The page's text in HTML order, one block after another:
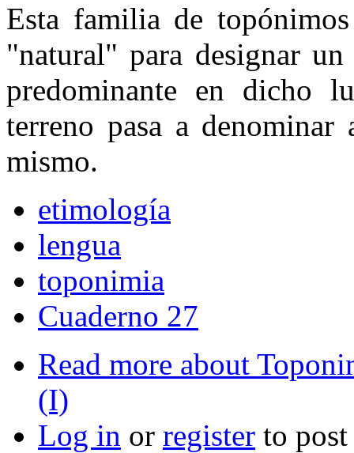
Esta familia de
"natural" para designar
predominante en dicho
terreno pasa a
mismo.
etimología
lengua
toponimia
Cuaderno 27
Read more about
(I)
Log in or register to